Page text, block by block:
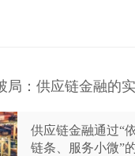
局：供应链金融的
供应链金融通过“
链条、服务小微”